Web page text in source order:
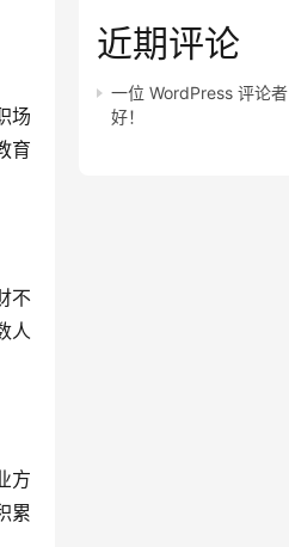
场
育
不
人
方
累
近期评论
一位 WordPress 评论者
好！